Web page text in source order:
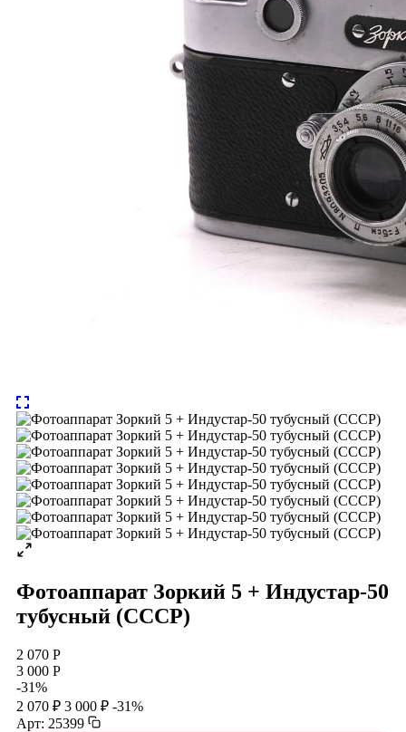
Фотоаппарат Зоркий 5 + Индустар-50
тубусный (СССР)
2 070 Р
3 000 Р
-31%
2 070 ₽ 3 000 ₽ -31%
Арт: 25399